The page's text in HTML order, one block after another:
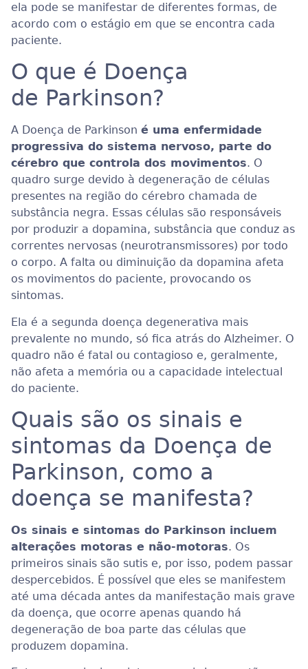
ela pode se manifestar de diferentes formas, de
acordo com o estágio em que se encontra cada
paciente.
O que é Doença
de Parkinson?
A Doença de Parkinson é uma enfermidade
progressiva do sistema nervoso, parte do
cérebro que controla dos movimentos. O
quadro surge devido à degeneração de células
presentes na região do cérebro chamada de
substância negra. Essas células são responsáveis
por produzir a dopamina, substância que conduz as
correntes nervosas (neurotransmissores) por todo
o corpo. A falta ou diminuição da dopamina afeta
os movimentos do paciente, provocando os
sintomas.
Ela é a segunda doença degenerativa mais
prevalente no mundo, só fica atrás do Alzheimer. O
quadro não é fatal ou contagioso e, geralmente,
não afeta a memória ou a capacidade intelectual
do paciente.
Quais são os sinais e
sintomas da Doença de
Parkinson, como a
doença se manifesta?
Os sinais e sintomas do Parkinson incluem
alterações motoras e não-motoras. Os
primeiros sinais são sutis e, por isso, podem passar
despercebidos. É possível que eles se manifestem
até uma década antes da manifestação mais grave
da doença, que ocorre apenas quando há
degeneração de boa parte das células que
produzem dopamina.